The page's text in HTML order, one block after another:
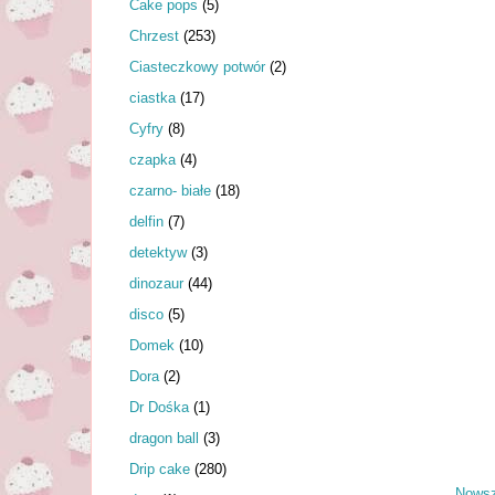
Cake pops (5)
Chrzest (253)
Ciasteczkowy potwór (2)
ciastka (17)
Cyfry (8)
czapka (4)
czarno- białe (18)
delfin (7)
detektyw (3)
dinozaur (44)
disco (5)
Domek (10)
Dora (2)
Dr Dośka (1)
dragon ball (3)
Drip cake (280)